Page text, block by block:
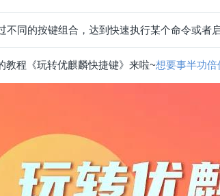
不同的按键组合，达到快速执行某个命令或者
教程《玩转优麒麟快捷键》来啦~想要事半功